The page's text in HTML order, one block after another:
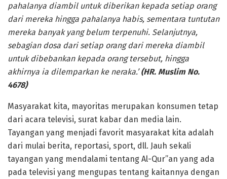
pahalanya diambil untuk diberikan kepada setiap orang
dari mereka hingga pahalanya habis, sementara tuntutan
mereka banyak yang belum terpenuhi. Selanjutnya,
sebagian dosa dari setiap orang dari mereka diambil
untuk dibebankan kepada orang tersebut, hingga
akhirnya ia dilemparkan ke neraka.’(HR. Muslim No.
4678)
Masyarakat kita, mayoritas merupakan konsumen tetap
dari acara televisi, surat kabar dan media lain.
Tayangan yang menjadi favorit masyarakat kita adalah
dari mulai berita, reportasi, sport, dll. Jauh sekali
tayangan yang mendalami tentang Al-Qur”an yang ada
pada televisi yang mengupas tentang kaitannya dengan